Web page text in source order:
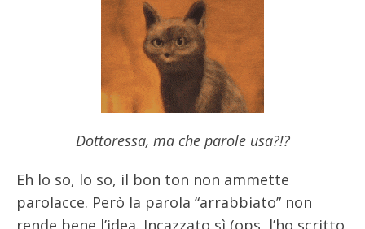
Dottoressa, ma che parole usa?!?
Eh lo so, lo so, il bon ton non ammette
parolacce. Però la parola “arrabbiato” non
rende bene l’idea. Incazzato sì (ops, l’ho scritto